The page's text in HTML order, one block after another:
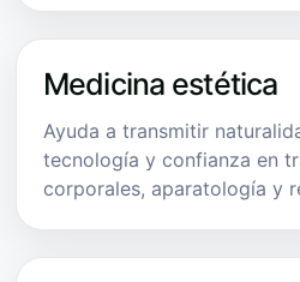
Medicina estética
Ayuda a transmitir
tecnología y confianza en
corporales, aparatología y